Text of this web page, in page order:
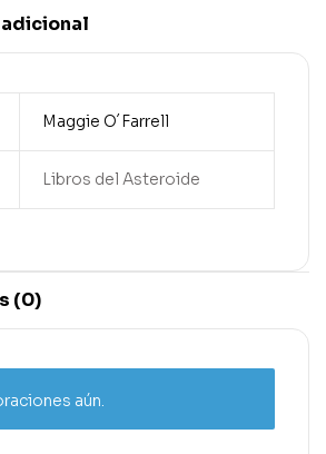
Maggie O´Farrell
Libros del Asteroide
(0)
aún.